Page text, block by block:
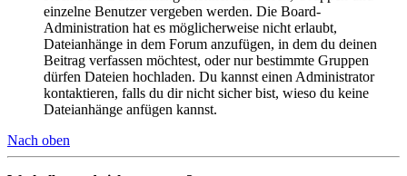
einzelne Benutzer vergeben werden. Die Board-
Administration hat es möglicherweise nicht erlaubt,
Dateianhänge in dem Forum anzufügen, in dem du deinen
Beitrag verfassen möchtest, oder nur bestimmte Gruppen
dürfen Dateien hochladen. Du kannst einen Administrator
kontaktieren, falls du dir nicht sicher bist, wieso du keine
Dateianhänge anfügen kannst.
Nach oben